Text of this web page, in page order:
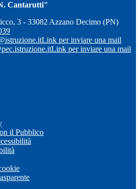
Cantarutti"
3 - 33082 Azzano Decimo (PN)
Link per inviare una mail
Link per inviare una mail
il Pubblico